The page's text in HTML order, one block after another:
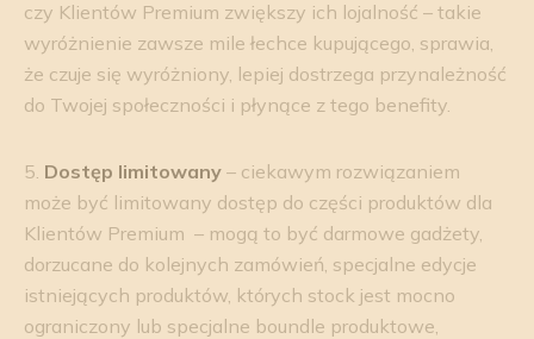
czy Klientów Premium zwiększy ich lojalność – takie
wyróżnienie zawsze mile łechce kupującego, sprawia,
że czuje się wyróżniony, lepiej dostrzega przynależność
do Twojej społeczności i płynące z tego benefity.
5. Dostęp limitowany – ciekawym rozwiązaniem
może być limitowany dostęp do części produktów dla
Klientów Premium – mogą to być darmowe gadżety,
dorzucane do kolejnych zamówień, specjalne edycje
istniejących produktów, których stock jest mocno
ograniczony lub specjalne boundle produktowe,